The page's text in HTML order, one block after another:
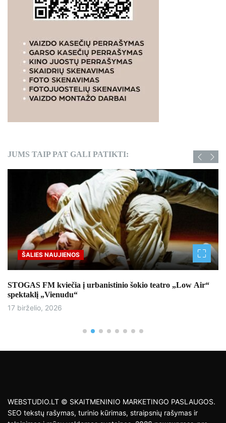
JUMS TAIP PAT GALI PATIKTI:
Sportas
Lietuvos jaunimo rinktinės boksininkai kaupė patirtį
tarptautiniame mače Latvijoje
17 birželio, 2026
WEBSTUDIO.LT © SKAITMENINIO MARKETINGO PASLAUGOS.
SEO tekstų rašymas, turinio kūrimas, straipsnių rašymas ir